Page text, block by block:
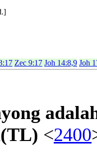
Zec 9:17 Joh 14:8,9 Joh
<2400